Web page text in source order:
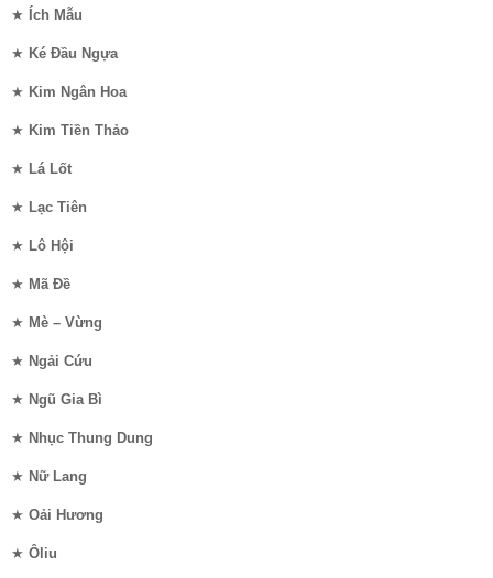
★ Ích Mẫu
★ Ké Đầu Ngựa
★ Kim Ngân Hoa
★ Kim Tiền Thảo
★ Lá Lốt
★ Lạc Tiên
★ Lô Hội
★ Mã Đề
★ Mè – Vừng
★ Ngải Cứu
★ Ngũ Gia Bì
★ Nhục Thung Dung
★ Nữ Lang
★ Oải Hương
★ Ôliu